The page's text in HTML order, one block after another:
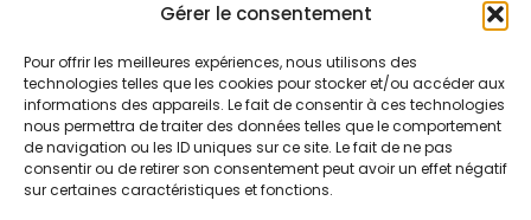
Gérer le consentement
Pour offrir les meilleures expériences, nous utilisons des
technologies telles que les cookies pour stocker et/ou accéder aux
informations des appareils. Le fait de consentir à ces technologies
nous permettra de traiter des données telles que le comportement
de navigation ou les ID uniques sur ce site. Le fait de ne pas
consentir ou de retirer son consentement peut avoir un effet négatif
sur certaines caractéristiques et fonctions.
Politique de cookies (UE)
Nos cires
Boutique
Contact